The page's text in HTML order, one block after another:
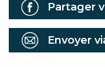
Partager
Envoyer